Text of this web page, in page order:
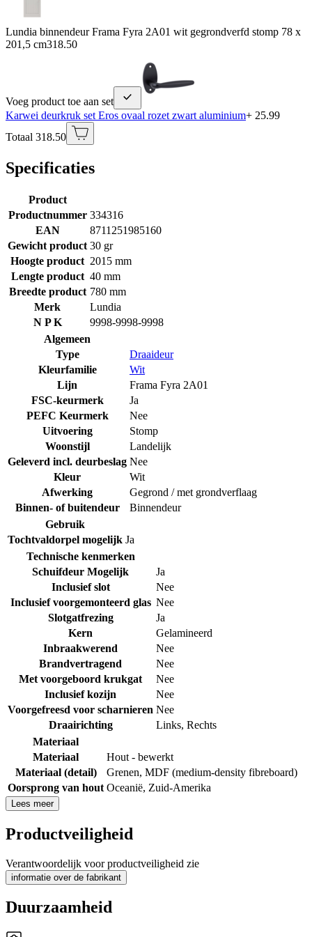
Lundia binnendeur Frama Fyra 2A01 wit gegrondverfd stomp 78 x
201,5 cm318.50
Voeg product toe aan set
Karwei deurkruk set Eros ovaal rozet zwart aluminium+ 25.99
Totaal 318.50
Specificaties
Product
Productnummer 334316
EAN
8711251985160
Gewicht product 30 gr
Hoogte product 2015 mm
Lengte product 40 mm
Breedte product 780 mm
Merk
Lundia
N P K
9998-9998-9998
Algemeen
Type
Draaideur
Kleurfamilie
Wit
Lijn
Frama Fyra 2A01
FSC-keurmerk
Ja
PEFC Keurmerk
Nee
Uitvoering
Stomp
Woonstijl
Landelijk
Geleverd incl. deurbeslag Nee
Kleur
Wit
Afwerking
Gegrond / met grondverflaag
Binnen- of buitendeur
Binnendeur
Gebruik
Tochtvaldorpel mogelijk Ja
Technische kenmerken
Schuifdeur Mogelijk
Ja
Inclusief slot
Nee
Inclusief voorgemonteerd glas Nee
Slotgatfrezing
Ja
Kern
Gelamineerd
Inbraakwerend
Nee
Brandvertragend
Nee
Met voorgeboord krukgat
Nee
Inclusief kozijn
Nee
Voorgefreesd voor scharnieren Nee
Draairichting
Links, Rechts
Materiaal
Materiaal
Hout - bewerkt
Materiaal (detail)
Grenen, MDF (medium-density fibreboard)
Oorsprong van hout Oceanië, Zuid-Amerika
Lees meer
Productveiligheid
Verantwoordelijk voor productveiligheid zie
informatie over de fabrikant
Duurzaamheid